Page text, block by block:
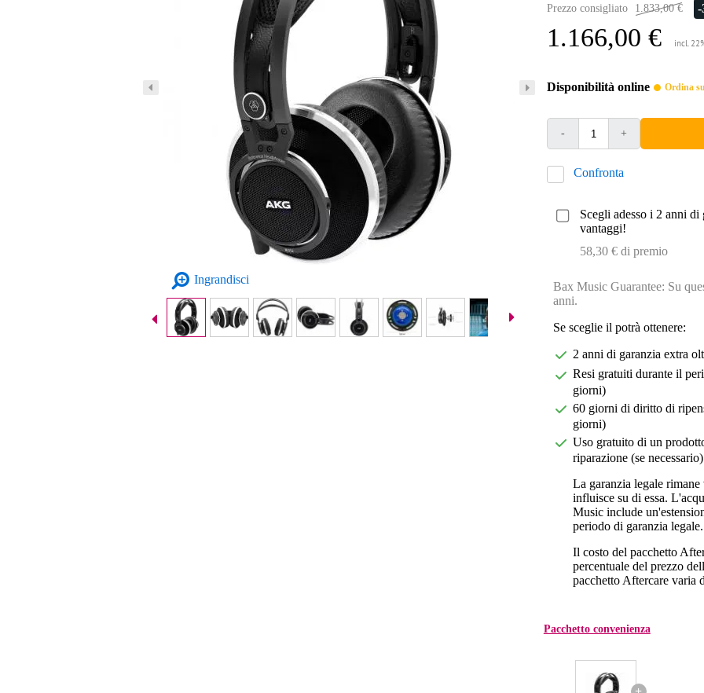
Ingrandisci
Prezzo consigliato 1.833,00 € -
1.166,00 € incl.
Disponibilità online Ordina
- +
Confronta
Scegli adesso i 2 anni
vantaggi!
58,30 € di premio
Bax Music Guarantee: Su
anni.
Se sceglie il potrà ottenere:
2 anni di garanzia extra
Resi gratuiti durante il
giorni)
60 giorni di diritto di
giorni)
Uso gratuito di un
riparazione (se necessario)
La garanzia legale
influisce su di essa.
Music include
periodo di garanzia legale.
Il costo del pacchetto
percentuale del prezzo
pacchetto Aftercare varia
Pacchetto convenienza